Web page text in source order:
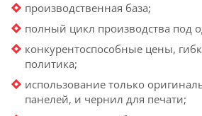
производственная база;
полный цикл производства под
конкурентоспособные цены,
политика;
использование только
панелей, и чернил для печати;